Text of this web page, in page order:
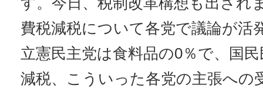
費税減税について各党で議論が活
立憲民主党は食料品の0％で、国
減税、こういった各党の主張への